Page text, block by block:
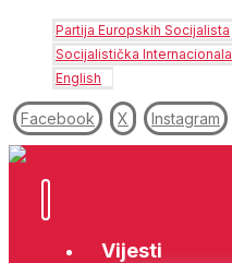
Partija Europskih Socijalista
Socijalistička Internacionala
English
Facebook X Instagram
Vijesti